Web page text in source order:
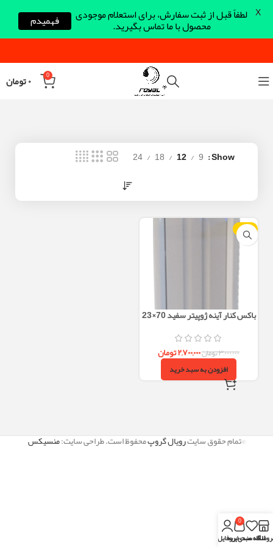
0 ۰تومان
Show
9
12
18
24
-10%
باکس کنار آینه ژوپیتر سفید 70×23
۳,۰۰۰,۰۰۰تومان۲,۷۰۰,۰۰۰تومان
افزودن به سبد خرید
©تمام حقوق سایترویال گروپمحفوظ است. طراحی سایت:منسیکس
لطفاً قبل از ثبت سفارش، برای استعلام موجودی
محصول با ما تماس بگیرید. فهمیدم X
علاقه مندی
0
سبد خریدپروفایل